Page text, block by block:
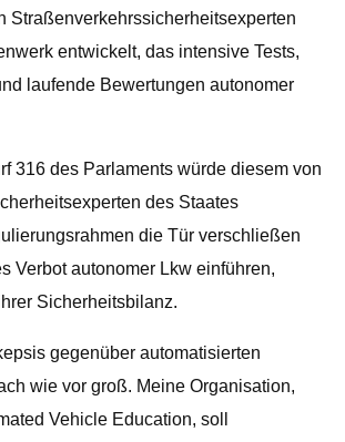
Straßenverkehrssicherheitsexperten
entwickelt, das intensive Tests,
laufende Bewertungen autonomer
316 des Parlaments würde diesem von
des Staates
die Tür verschließen
Verbot autonomer Lkw einführen,
Sicherheitsbilanz.
gegenüber automatisierten
wie vor groß. Meine Organisation,
Vehicle Education, soll